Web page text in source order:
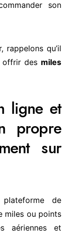
son
rappelons qu’il
offrir des miles
ligne et
propre
sur
de
miles ou points
aériennes et